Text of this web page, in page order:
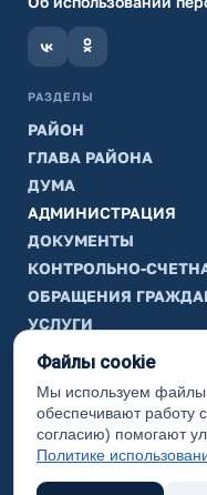
РАЗДЕЛЫ
РАЙОН
ГЛАВА РАЙОНА
ДУМА
АДМИНИСТРАЦИЯ
ДОКУМЕНТЫ
КОНТРОЛЬНО-
ОБРАЩЕНИЯ
УСЛУГИ
ТИК
ИНФОРМАЦИЯ
Законодательная карта
Карта сайта
Файлы cookie
Мы используем
обеспечивают работу
согласию) помогают
Политике